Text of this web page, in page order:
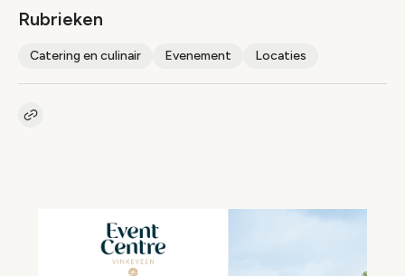
Rubrieken
Catering en culinair Evenement Locaties
Kopieer link naar artikel